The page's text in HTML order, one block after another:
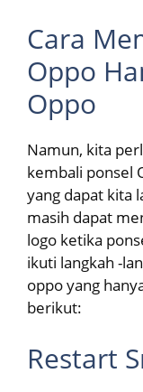
Cara
Oppo
Oppo
Namun, kita
kembali ponsel
yang dapat kita
masih dapat
logo ketika
ikuti langkah -
oppo yang
berikut:
Restart